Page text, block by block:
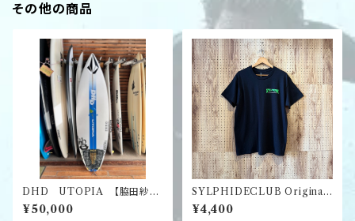
その他の商品
DHD UTOPIA 【脇田紗良
プロ使用】ボード
¥50,000
SYLPHIDECLUB Original
T-shirt -Black-
¥4,400